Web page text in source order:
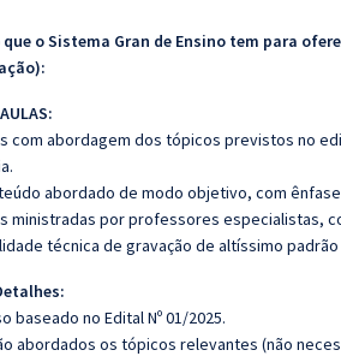
que o Sistema Gran de Ensino tem para
com abordagem dos tópicos previstos no
abordado de modo objetivo, com
ministradas por professores especialistas,
técnica de gravação de altíssimo
baseado no Edital Nº 01/2025.
abordados os tópicos relevantes (não